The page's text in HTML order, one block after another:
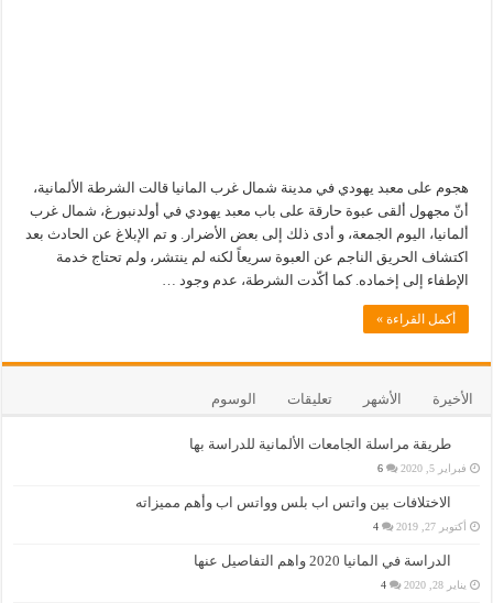
هجوم على معبد يهودي في مدينة شمال غرب المانيا قالت الشرطة الألمانية،
أنّ مجهول ألقى عبوة حارقة على باب معبد يهودي في أولدنبورغ، شمال غرب
ألمانيا، اليوم الجمعة، و أدى ذلك إلى بعض الأضرار. و تم الإبلاغ عن الحادث بعد
اكتشاف الحريق الناجم عن العبوة سريعاً لكنه لم ينتشر، ولم تحتاج خدمة
الإطفاء إلى إخماده. كما أكّدت الشرطة، عدم وجود …
أكمل القراءة »
الأخيرة الأشهر تعليقات الوسوم
طريقة مراسلة الجامعات الألمانية للدراسة بها
فبراير 5, 2020 6
الاختلافات بين واتس اب بلس وواتس اب وأهم مميزاته
أكتوبر 27, 2019 4
الدراسة في المانيا 2020 واهم التفاصيل عنها
يناير 28, 2020 4